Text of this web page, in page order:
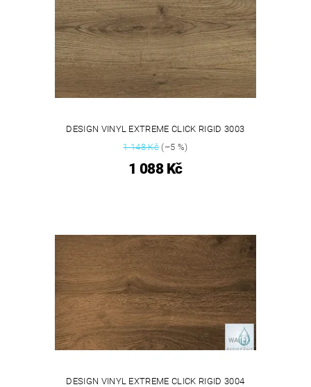
DESIGN VINYL EXTREME CLICK RIGID 3003
1 148 Kč(–5 %)
1 088 Kč
DESIGN VINYL EXTREME CLICK RIGID 3004